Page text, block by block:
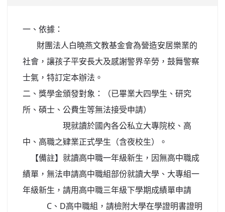
啟英高中-汽車科榮耀桃園
啟英高中-時尚科桃園第一
一、依據：
財團法人白曉燕文教基金會為營造安居樂業的
社會，讓孩子平安長大及感謝警界辛勞，鼓舞警察
士氣，特訂定本辦法。
二、獎學金頒發對象：（已畢業大四學生、研究
所、碩士、公費生等無法接受申請）
現就讀於國內各公私立大專院校、高
中、高職之肄業正式學生（含夜校生）。
【備註】就讀高中職一年級新生，因無高中職成
績單，無法申請高中職組部份就讀大學、大專組一
年級新生，請用高中職三年級下學期成績單申請
C、D高中職組，請檢附大學在學證明書證明